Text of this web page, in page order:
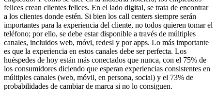
felices crean clientes felices. En el lado digital, se trata de encontrar
a los clientes donde estén. Si bien los call centers siempre serán
importantes para la experiencia del cliente, no todos quieren tomar el
teléfono; por ello, se debe estar disponible a través de múltiples
canales, incluidos web, móvi, redesl y por apps. Lo más importante
es que la experiencia en estos canales debe ser perfecta. Los
huéspedes de hoy están más conectados que nunca, con el 75% de
los consumidores diciendo que esperan experiencias consistentes en
múltiples canales (web, móvil, en persona, social) y el 73% de
probabilidades de cambiar de marca si no lo consiguen.